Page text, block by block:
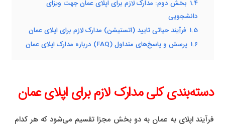
1.4 بخش دوم: مدارک لازم برای اپلای عمان جهت ویزای
دانشجویی
1.5 فرآیند حیاتی تایید (اتستیشن) مدارک لازم برای اپلای عمان
1.6 پرسش و پاسخ‌های متداول (FAQ) درباره مدارک اپلای عمان
دسته‌بندی کلی مدارک لازم برای اپلای عمان
فرآیند اپلای به عمان به دو بخش مجزا تقسیم می‌شود که هر کدام